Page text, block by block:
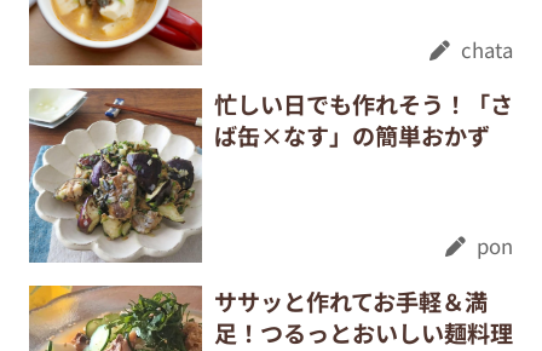
chata
忙しい日でも作れそう！「さ
ば缶×なす」の簡単おかず
pon
ササッと作れてお手軽＆満
足！つるっとおいしい麺料理